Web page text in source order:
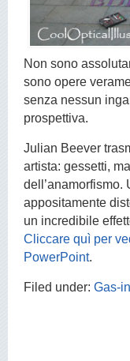
Non sono
sono opere
senza nessun
prospettiva.
Julian Beever
artista: gessetti,
appositamente
un incredibile
Cliccare quì per
PowerPoint.
Filed under: Gas-